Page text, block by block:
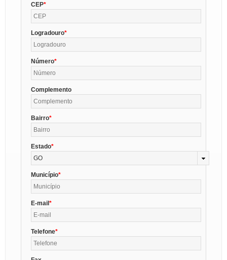
CEP
Logradouro
Número
Complemento
Bairro
Estado
GO
Município
E-mail
Telefone